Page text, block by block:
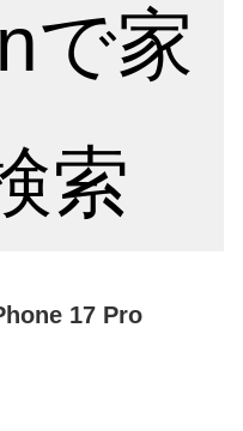
で家
索
17 Pro